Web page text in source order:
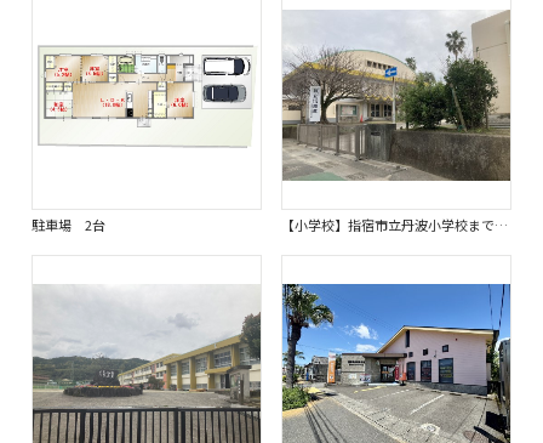
駐車場 2台 【小学校】指宿市立丹波小学校まで110ｍ